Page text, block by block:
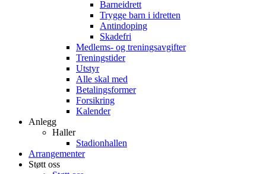
Barneidrett
Trygge barn i idretten
Antindoping
Skadefri
Medlems- og treningsavgifter
Treningstider
Utstyr
Alle skal med
Betalingsformer
Forsikring
Kalender
Anlegg
Haller
Stadionhallen
Arrangementer
Støtt oss